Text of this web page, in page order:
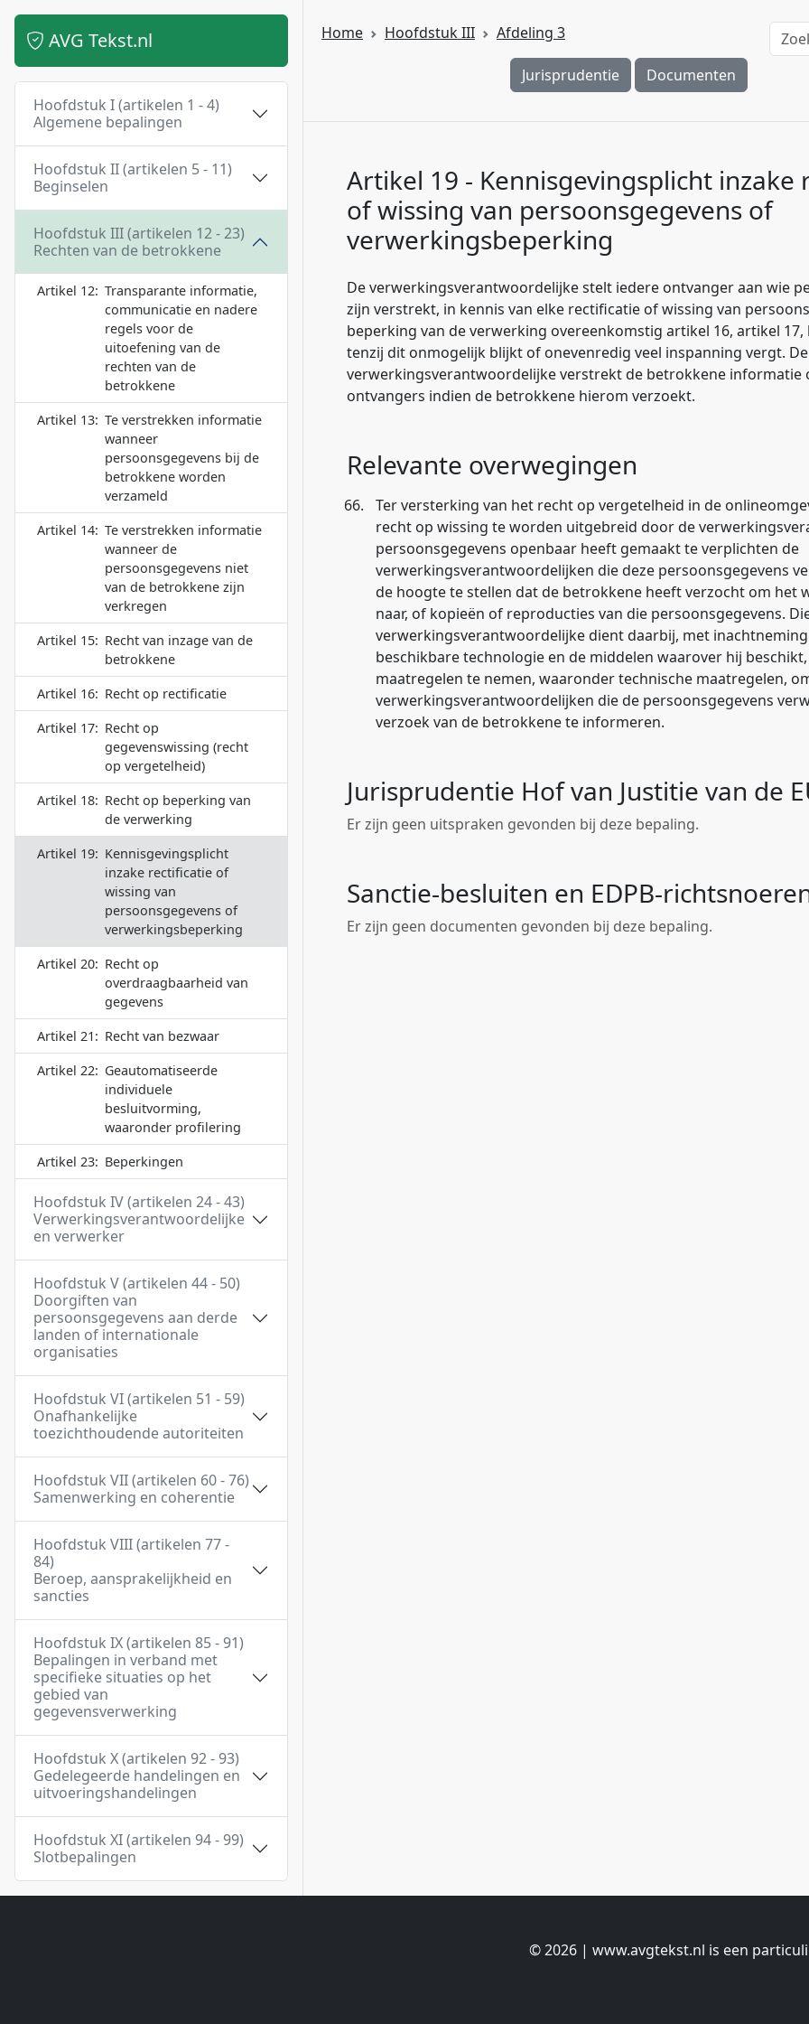
AVG Tekst.nl
Hoofdstuk I (artikelen 1 - 4)
Algemene bepalingen
Hoofdstuk II (artikelen 5 - 11)
Beginselen
Hoofdstuk III (artikelen 12 - 23)
Rechten van de betrokkene
Artikel 12: Transparante informatie,
communicatie en nadere
regels voor de
uitoefening van de
rechten van de
betrokkene
Artikel 13: Te verstrekken informatie
wanneer
persoonsgegevens bij de
betrokkene worden
verzameld
Artikel 14: Te verstrekken informatie
wanneer de
persoonsgegevens niet
van de betrokkene zijn
verkregen
Artikel 15: Recht van inzage van de
betrokkene
Artikel 16: Recht op rectificatie
Artikel 17: Recht op
gegevenswissing (recht
op vergetelheid)
Artikel 18: Recht op beperking van
de verwerking
Artikel 19: Kennisgevingsplicht
inzake rectificatie of
wissing van
persoonsgegevens of
verwerkingsbeperking
Artikel 20: Recht op
overdraagbaarheid van
gegevens
Artikel 21: Recht van bezwaar
Artikel 22: Geautomatiseerde
individuele
besluitvorming,
waaronder profilering
Artikel 23: Beperkingen
Hoofdstuk IV (artikelen 24 - 43)
Verwerkingsverantwoordelijke
en verwerker
Hoofdstuk V (artikelen 44 - 50)
Doorgiften van
persoonsgegevens aan derde
landen of internationale
organisaties
Hoofdstuk VI (artikelen 51 - 59)
Onafhankelijke
toezichthoudende autoriteiten
Hoofdstuk VII (artikelen 60 - 76)
Samenwerking en coherentie
Hoofdstuk VIII (artikelen 77 -
84)
Beroep, aansprakelijkheid en
sancties
Hoofdstuk IX (artikelen 85 - 91)
Bepalingen in verband met
specifieke situaties op het
gebied van
gegevensverwerking
Hoofdstuk X (artikelen 92 - 93)
Gedelegeerde handelingen en
uitvoeringshandelingen
Hoofdstuk XI (artikelen 94 - 99)
Slotbepalingen
Home Hoofdstuk III Afdeling 3
Jurisprudentie Documenten
Artikel 19 - Kennisgevingsplicht inzake
of wissing van persoonsgegevens of
verwerkingsbeperking
De verwerkingsverantwoordelijke stelt iedere ontvanger aan wie
zijn verstrekt, in kennis van elke rectificatie of wissing van
beperking van de verwerking overeenkomstig artikel 16, artikel 17,
tenzij dit onmogelijk blijkt of onevenredig veel inspanning vergt. De
verwerkingsverantwoordelijke verstrekt de betrokkene informatie
ontvangers indien de betrokkene hierom verzoekt.
Relevante overwegingen
66.
Ter versterking van het recht op vergetelheid in de
recht op wissing te worden uitgebreid door de
persoonsgegevens openbaar heeft gemaakt te verplichten de
verwerkingsverantwoordelijken die deze persoonsgegevens
de hoogte te stellen dat de betrokkene heeft verzocht om het
naar, of kopieën of reproducties van die persoonsgegevens.
verwerkingsverantwoordelijke dient daarbij, met
beschikbare technologie en de middelen waarover hij
maatregelen te nemen, waaronder technische maatregelen,
verwerkingsverantwoordelijken die de persoonsgegevens
verzoek van de betrokkene te informeren.
Jurisprudentie Hof van Justitie van de
Er zijn geen uitspraken gevonden bij deze bepaling.
Sanctie-besluiten en EDPB-
Er zijn geen documenten gevonden bij deze bepaling.
© 2026 | www.avgtekst.nl is een